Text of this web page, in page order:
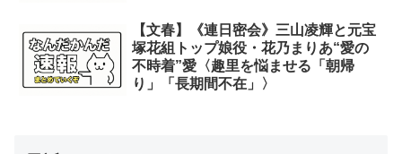
【文春】《連日密会》三山凌輝と元宝
塚花組トップ娘役・花乃まりあ“愛の
不時着”愛〈趣里を悩ませる「朝帰
り」「長期間不在」〉